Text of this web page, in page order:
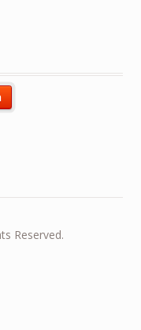
Reserved.